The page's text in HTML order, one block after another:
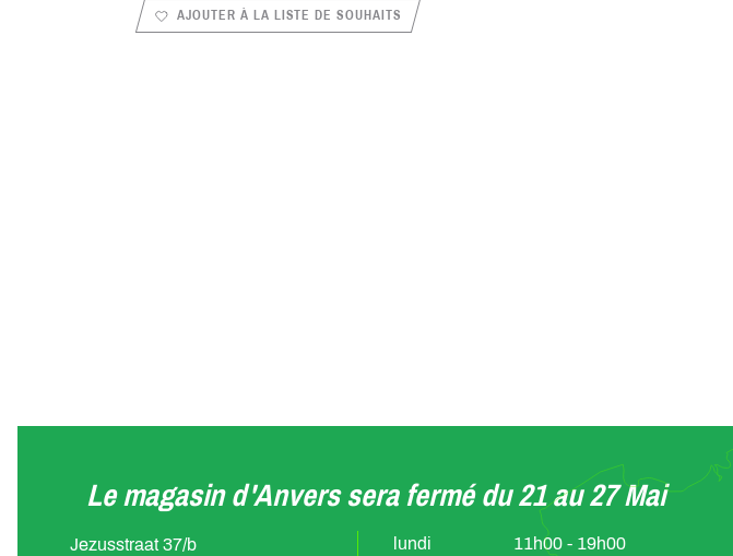
AJOUTER À LA LISTE DE SOUHAITS
Le magasin d'Anvers sera fermé du 21 au 27 Mai
Jezusstraat 37/b
lundi
11h00 - 19h00